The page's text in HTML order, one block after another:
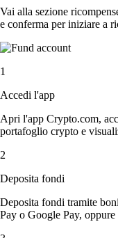
Vai alla sezione
e conferma per iniziare a
1
Accedi l'app
Apri l'app Crypto.com,
portafoglio crypto e
2
Deposita fondi
Deposita fondi tramite
Pay o Google Pay,